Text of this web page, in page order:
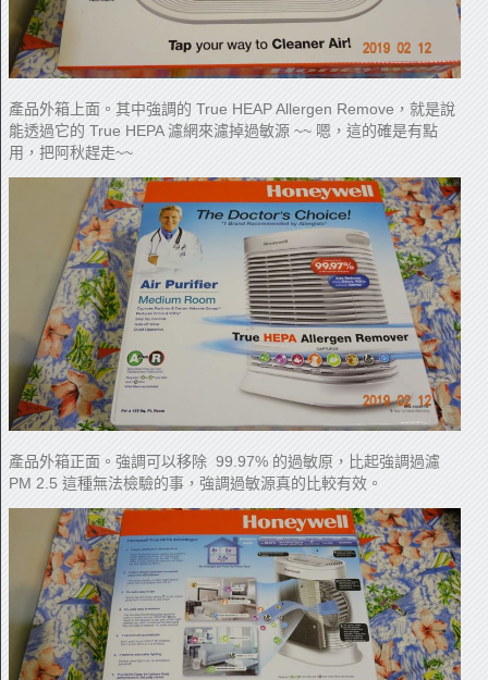
產品外箱上面。其中強調的 True HEAP Allergen Remove，就是說
能透過它的 True HEPA 濾網來濾掉過敏源 ~~ 嗯，這的確是有點
用，把阿秋趕走~~
產品外箱正面。強調可以移除 99.97% 的過敏原，比起強調過濾
PM 2.5 這種無法檢驗的事，強調過敏源真的比較有效。